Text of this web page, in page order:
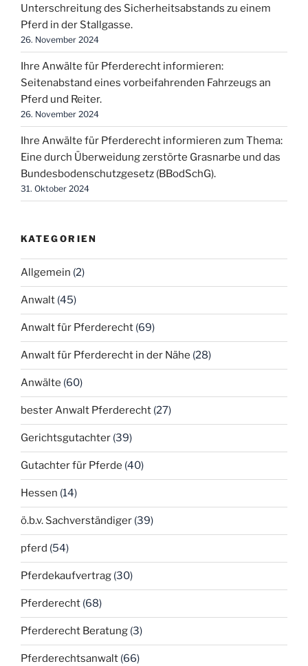
Unterschreitung des Sicherheitsabstands zu einem
Pferd in der Stallgasse.
26. November 2024
Ihre Anwälte für Pferderecht informieren:
Seitenabstand eines vorbeifahrenden Fahrzeugs an
Pferd und Reiter.
26. November 2024
Ihre Anwälte für Pferderecht informieren zum Thema:
Eine durch Überweidung zerstörte Grasnarbe und das
Bundesbodenschutzgesetz (BBodSchG).
31. Oktober 2024
KATEGORIEN
Allgemein (2)
Anwalt (45)
Anwalt für Pferderecht (69)
Anwalt für Pferderecht in der Nähe (28)
Anwälte (60)
bester Anwalt Pferderecht (27)
Gerichtsgutachter (39)
Gutachter für Pferde (40)
Hessen (14)
ö.b.v. Sachverständiger (39)
pferd (54)
Pferdekaufvertrag (30)
Pferderecht (68)
Pferderecht Beratung (3)
Pferderechtsanwalt (66)